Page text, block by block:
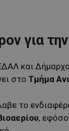
για
και
στο Τμήμα
το
,